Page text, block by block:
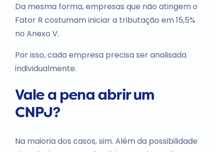
Da mesma forma, empresas que não atingem o
Fator R costumam iniciar a tributação em 15,5%
no Anexo V.
Por isso, cada empresa precisa ser analisada
individualmente.
Vale a pena abrir um
CNPJ?
Na maioria dos casos, sim. Além da possibilidade